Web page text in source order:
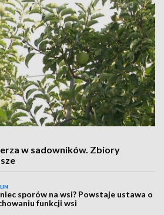
w sadowników. Zbiory
sporów na wsi? Powstaje ustawa o
funkcji wsi